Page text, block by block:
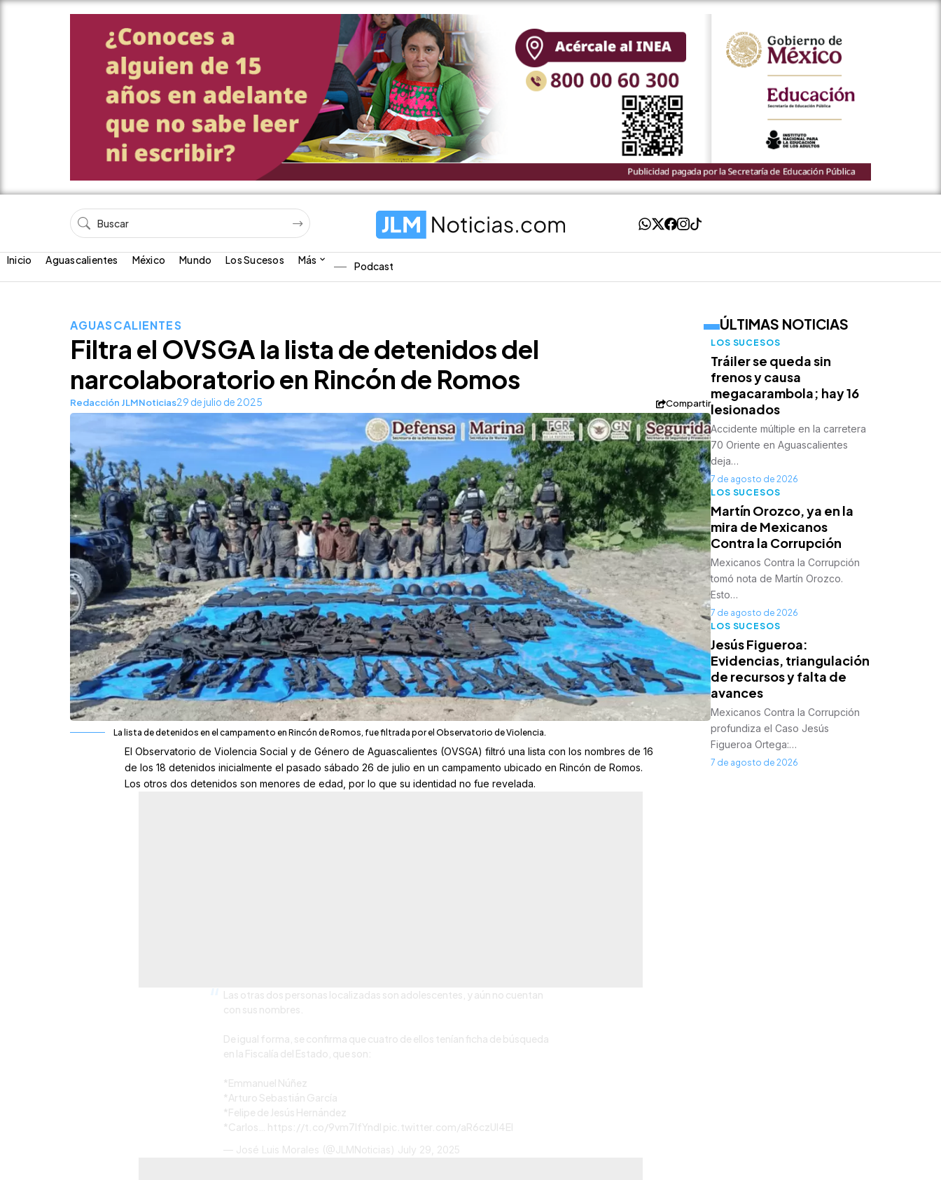
Inicio Aguascalientes México Mundo Los Sucesos Más Podcast
AGUASCALIENTES
Filtra el OVSGA la lista de detenidos del
narcolaboratorio en Rincón de Romos
Redacción JLMNoticias29 de julio de 2025 Compartir
La lista de detenidos en el campamento en Rincón de Romos, fue filtrada por el Observatorio de Violencia.
El Observatorio de Violencia Social y de Género de Aguascalientes (OVSGA) filtró una lista con los nombres de 16
de los 18 detenidos inicialmente el pasado sábado 26 de julio en un campamento ubicado en Rincón de Romos.
Los otros dos detenidos son menores de edad, por lo que su identidad no fue revelada.
Las otras dos personas localizadas son adolescentes, y aún no cuentan
con sus nombres.
De igual forma, se confirma que cuatro de ellos tenían ficha de búsqueda
en la Fiscalía del Estado, que son:
*Emmanuel Núñez
*Arturo Sebastián García
*Felipe de Jesús Hernández
*Carlos… https://t.co/9vm7lfYndl pic.twitter.com/aR6czUI4El
— José Luis Morales (@JLMNoticias) July 29, 2025
ÚLTIMAS NOTICIAS
LOS SUCESOS
Tráiler se queda sin
frenos y causa
megacarambola; hay 16
lesionados
Accidente múltiple en la carretera
70 Oriente en Aguascalientes
deja…
7 de agosto de 2026
LOS SUCESOS
Martín Orozco, ya en la
mira de Mexicanos
Contra la Corrupción
Mexicanos Contra la Corrupción
tomó nota de Martín Orozco.
Esto…
7 de agosto de 2026
LOS SUCESOS
Jesús Figueroa:
Evidencias, triangulación
de recursos y falta de
avances
Mexicanos Contra la Corrupción
profundiza el Caso Jesús
Figueroa Ortega:…
7 de agosto de 2026